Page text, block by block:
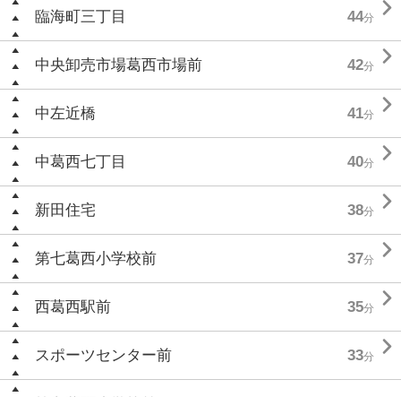
臨海町三丁目 44分 
中央卸売市場葛西市場前 42分 
中左近橋 41分 
中葛西七丁目 40分 
新田住宅 38分 
第七葛西小学校前 37分 
西葛西駅前 35分 
スポーツセンター前 33分 